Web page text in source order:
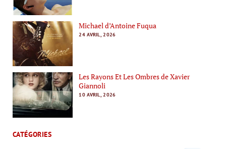
Michael d’Antoine Fuqua
24 AVRIL, 2026
Les Rayons Et Les Ombres de Xavier
Giannoli
10 AVRIL, 2026
CATÉGORIES